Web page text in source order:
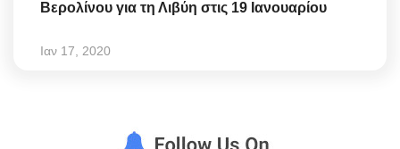
Βερολίνου για τη Λιβύη στις 19 Ιανουαρίου
Ιαν 17, 2020